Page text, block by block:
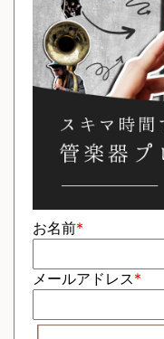
お名前*
メールアドレス*